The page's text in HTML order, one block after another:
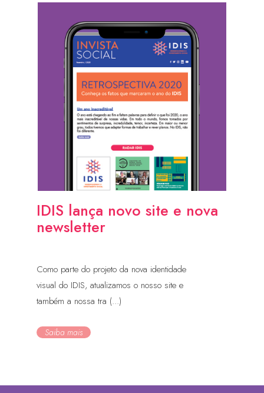
IDIS lança novo site e nova
newsletter
Como parte do projeto da nova identidade
visual do IDIS, atualizamos o nosso site e
também a nossa tra (...)
Saiba mais